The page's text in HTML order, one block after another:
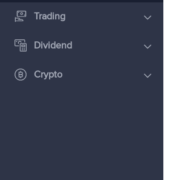
Trading
Dividend
Crypto